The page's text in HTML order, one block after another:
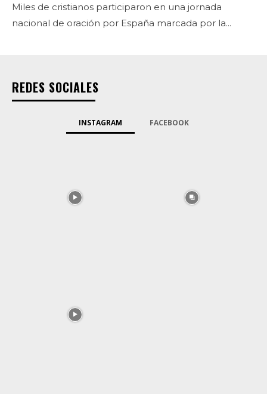
Miles de cristianos participaron en una jornada
nacional de oración por España marcada por la...
REDES SOCIALES
INSTAGRAM FACEBOOK